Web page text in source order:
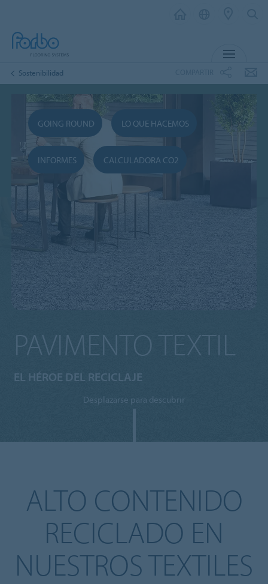
Sostenibilidad
GOING ROUND LO QUE HACEMOS
INFORMES CALCULADORA CO2
PAVIMENTO TEXTIL
EL HÉROE DEL RECICLAJE
Desplazarse para descubrir
ALTO CONTENIDO
RECICLADO EN
NUESTROS TEXTILES